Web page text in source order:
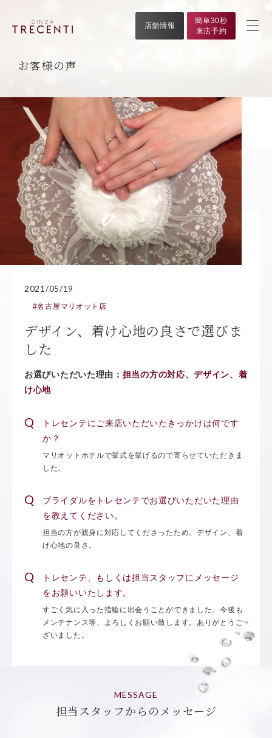
店舗情報
簡単30秒
来店予約
お客様の声
2021/05/19
#名古屋マリオット店
デザイン、着け心地の良さで選びま
した
お選びいただいた理由： 担当の方の対応、デザイン、着
け心地
トレセンテにご来店いただいたきっかけは何です
か？
マリオットホテルで挙式を挙げるので寄らせていただきま
した。
ブライダルをトレセンテでお選びいただいた理由
を教えてください。
担当の方が親身に対応してくださったため。デザイン、着
け心地の良さ。
トレセンテ、もしくは担当スタッフにメッセージ
をお願いいたします。
すごく気に入った指輪に出会うことができました。今後も
メンテナンス等、よろしくお願い致します。ありがとうご
ざいました。
MESSAGE
担当スタッフからのメッセージ